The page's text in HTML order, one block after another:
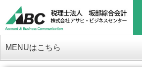
MENUはこちら